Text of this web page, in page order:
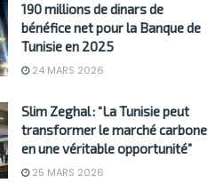
190 millions de dinars de
bénéfice net pour la Banque de
Tunisie en 2025
24 MARS 2026
Slim Zeghal : “La Tunisie peut
transformer le marché carbone
en une véritable opportunité”
25 MARS 2026